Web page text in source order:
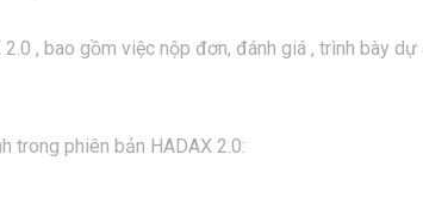
, bao gồm việc nộp đơn, đánh giá , trình bày dự
trong phiên bản HADAX 2.0: